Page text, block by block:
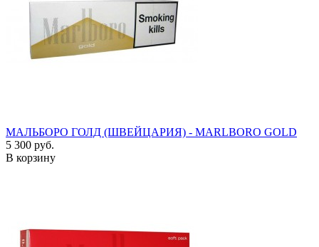
МАЛЬБОРО ГОЛД (ШВЕЙЦАРИЯ) - MARLBORO GOLD
5 300 руб.
В корзину